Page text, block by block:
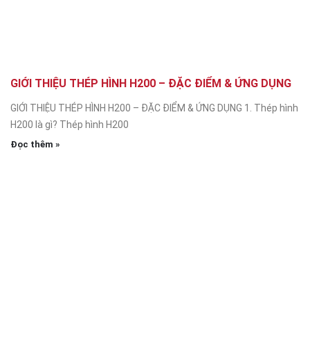
GIỚI THIỆU THÉP HÌNH H200 – ĐẶC ĐIỂM & ỨNG DỤNG
GIỚI THIỆU THÉP HÌNH H200 – ĐẶC ĐIỂM & ỨNG DỤNG 1. Thép hình
H200 là gì? Thép hình H200
Đọc thêm »